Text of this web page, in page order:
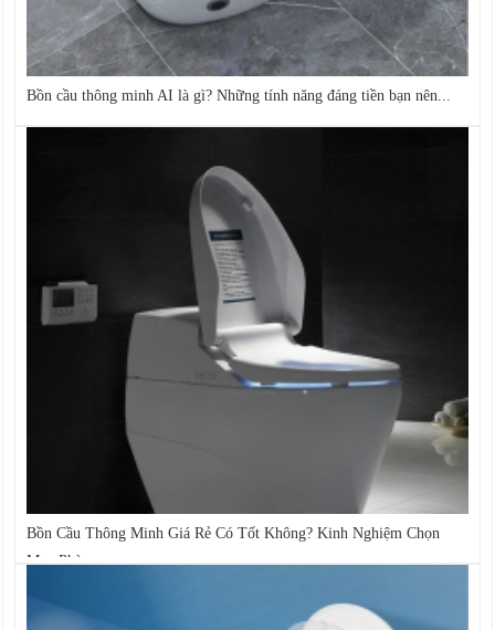
Bồn cầu thông minh AI là gì? Những tính năng đáng tiền bạn nên...
Bồn Cầu Thông Minh Giá Rẻ Có Tốt Không? Kinh Nghiệm Chọn
Mua Phù...